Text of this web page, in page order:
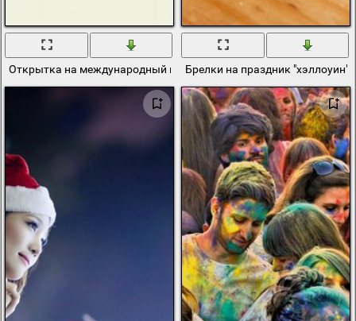
Открытка на международный праздник -день матери
Брелки на праздник